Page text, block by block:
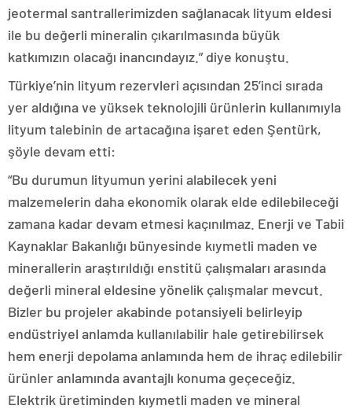
jeotermal santrallerimizden sağlanacak lityum eldesi
ile bu değerli mineralin çıkarılmasında büyük
katkımızın olacağı inancındayız.” diye konuştu.
Türkiye’nin lityum rezervleri açısından 25’inci sırada
yer aldığına ve yüksek teknolojili ürünlerin kullanımıyla
lityum talebinin de artacağına işaret eden Şentürk,
şöyle devam etti:
“Bu durumun lityumun yerini alabilecek yeni
malzemelerin daha ekonomik olarak elde edilebileceği
zamana kadar devam etmesi kaçınılmaz. Enerji ve Tabii
Kaynaklar Bakanlığı bünyesinde kıymetli maden ve
minerallerin araştırıldığı enstitü çalışmaları arasında
değerli mineral eldesine yönelik çalışmalar mevcut.
Bizler bu projeler akabinde potansiyeli belirleyip
endüstriyel anlamda kullanılabilir hale getirebilirsek
hem enerji depolama anlamında hem de ihraç edilebilir
ürünler anlamında avantajlı konuma geçeceğiz.
Elektrik üretiminden kıymetli maden ve mineral